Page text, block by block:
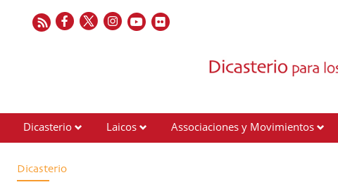
Dicasterio Laicos Associaciones y Movimientos
Dicasterio